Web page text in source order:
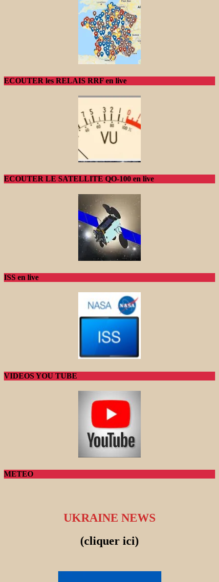
ECOUTER les RELAIS RRF en live
ECOUTER LE SATELLITE QO-100 en live
ISS en live
VIDEOS YOU TUBE
METEO
UKRAINE NEWS
(cliquer ici)